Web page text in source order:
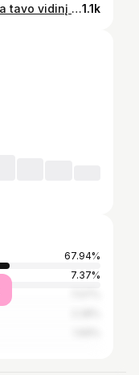
Tavo zodiako ženklas atskleidžia tavo vidinį gyvūną… 👀 Kai kuriems tai visiškai pataikys. Kiti – gal nenorės pripažinti… Bet tiesa tokia – tavo energija visada turi formą. Ir žmonės ją jaučia net tada, kai tu nieko nesakai. 👇🏽 Surask savo ženklą ir parašyk komentaruose: AR ATITIKO TAVE? Pažymėk draugą(-ę) kuriam(-iai) čia 100% tinka! 💬 Skalėje nuo 1 iki 10 – kiek tai atitiko tave? 𝐉𝐞𝐢𝐠𝐮 𝐩𝐚𝐭𝐢𝐤𝐨 𝐭𝐮𝐫𝐢𝐧𝐲𝐬 𝐩𝐚𝐬𝐞𝐤 𝐦𝐚𝐧𝐞 🫶🏽 @dijanaofficial__ ir nepamiršk pasidalinti savo storiuose. 🌞 Ačiū!1.1k
67.94%
7.37%